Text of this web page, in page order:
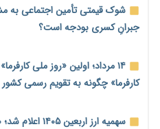
بیش از ۶۰ درصد
بازسازی خسارت‌های تعاونی‌ها ۲ تا ۳ سال زمان می‌برد
بخش خصوصی، پشتوانه
اختیار تمدید مهلت ثبت آماری
اقتصادی واگذار شد
شوک قیمتی تأمین اجتماعی به
جبرانِ کسری بودجه است؟
۱۴ مرداد؛ اولین «روز ملی
کارفرما» چگونه به تقویم رسمی
سهمیه ارز اربعین ۱۴۰۵ اعلام شد؛ ۲۰۰ هزار دینار برای هر زائر